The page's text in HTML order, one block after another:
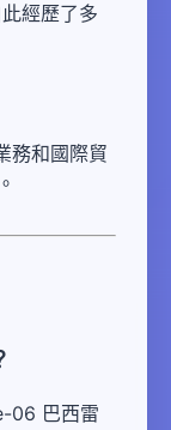
經歷了多
務和國際貿
06 巴西雷